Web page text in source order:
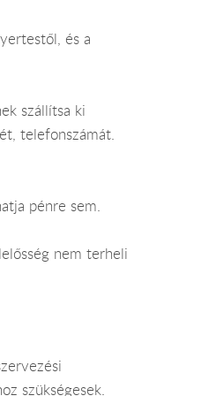
és a
szállítsa ki
telefonszámát.
pénre sem.
nem terheli
szükségesek.